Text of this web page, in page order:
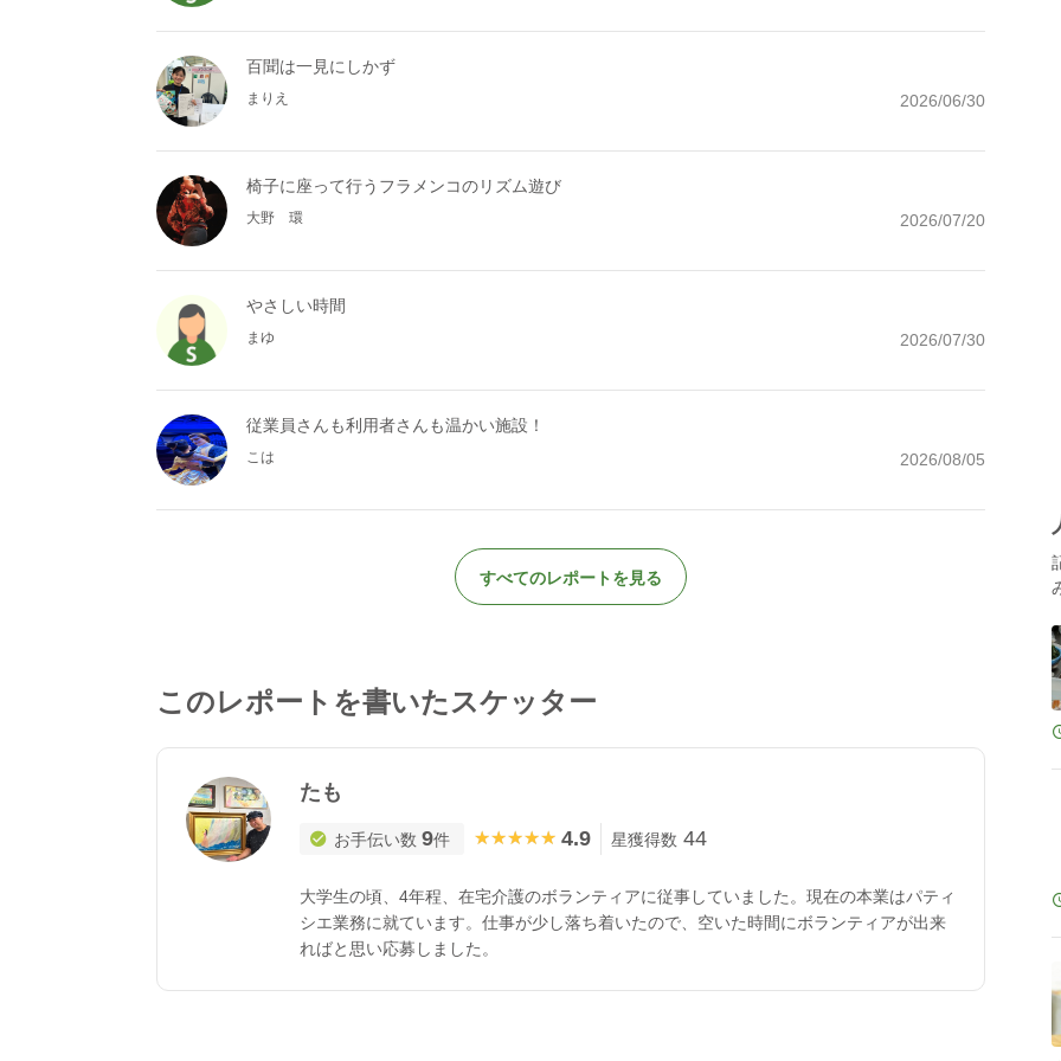
百聞は一見にしかず
まりえ 2026/06/30
椅子に座って行うフラメンコのリズム遊び
大野 環 2026/07/20
やさしい時間
まゆ 2026/07/30
従業員さんも利用者さんも温かい施設！
こは 2026/08/05
すべてのレポートを見る
このレポートを書いたスケッター
たも
お手伝い数 9件 ★★★★★
★★★★★ 4.9 星獲得数 44
大学生の頃、4年程、在宅介護のボランティアに従事していました。現在の本業はパティ
シエ業務に就ています。仕事が少し落ち着いたので、空いた時間にボランティアが出来
ればと思い応募しました。